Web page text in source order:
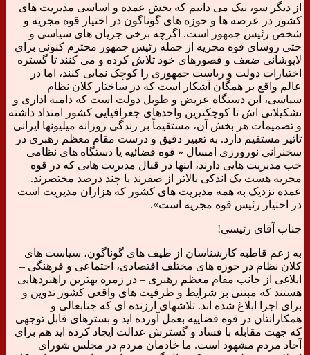
از دیگر سو، نیک می دانیم که بخش عمده و اساسی مدیریت های
کشور در عرصه ها و حوزه های گوناگون در اختیار قوه مجریه و
شخص رئیس جمهور است. اگرچه برخی جریان های سیاسی و
حتی روسای قوه مجریه از جمله رئیس جمهور محترم کنونی برای
لاپوشانی ضعف و قصورهای خود تلاش کرده و می کنند تا گستره
اختیارات دولت و ریاست جمهوری را کوچک نمایی کنند، اما در
عالم واقع بر همگان آشکار است که در ساختار کلان نظام
سیاسی، این دستگاه عریض و طویل دولت است که دامنه اداری و
تشکیلاتی اش تا کوچکترین واحدهای جغرافیایی کشور امتداد داشته
و تصمیمات هر بخش آن، مستقیماً بر زندگی روزانه میلیونها ایرانی
تاثیر مستقیم دارد. به تعبیر دقیق و درست مقام معظم رهبری در
سخنرانی نورورزی امسال « قوه قضائیه یا دستگاه های نظامی
خب مدیریت هایی دارند، اینها در قبال مدیریت هایی که در قوه
مجریه هست یک اندکی بالاتر از صفرند یا چند درصد مختصرند.
عمده نزدیک به همه مدیریت های کشور که هزاران مدیریت است
در اختیار رئیس قوه مجریه است».
جناب آقای رئیسی!
به زعم قاطبه کارشناسان از طیف های گوناگون، سیاست های
کلان نظام در حوزه های مختلف اقتصادی، اجتماعی و فرهنگی –
ابلاغی از جانب مقام معظم رهبری – در زمره بهترین راهبردهایی
هستند که مبتنی بر شرایط و ظرفیت های واقعی کشور تدوین و
برای اجرا ابلاغ شده اند. تلاشهای ارزنده ای که جنابعالی و
همکارانتان در قوه قضاییه بعمل آورده اید و بسترهای قابل توجهی
که جهت مقابله با فساد و گسترش عدالت ایجاد کرده اید هم برای
آحاد مردم مشهود است. ما خادمان مردم در مجلس شورای